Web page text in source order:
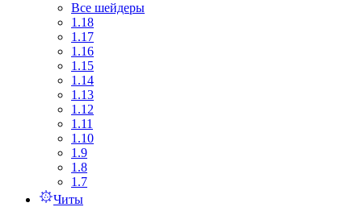
Все шейдеры
1.18
1.17
1.16
1.15
1.14
1.13
1.12
1.11
1.10
1.9
1.8
1.7
Читы